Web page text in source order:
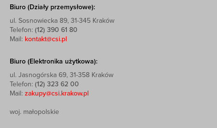
Biuro (Działy przemysłowe):
ul. Sosnowiecka 89, 31-345 Kraków
Telefon: (12) 390 61 80
Mail: kontakt@csi.pl
Biuro (Elektronika użytkowa):
ul. Jasnogórska 69, 31-358 Kraków
Telefon: (12) 323 62 00
Mail: zakupy@csi.krakow.pl
woj. małopolskie